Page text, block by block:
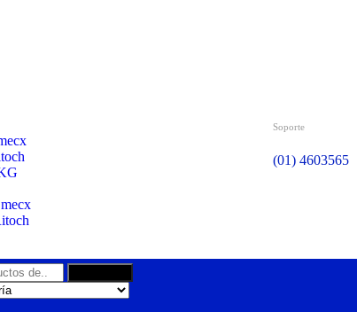
Soporte
(01) 4603565